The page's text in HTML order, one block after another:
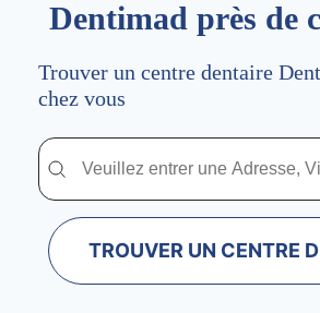
Dentimad près de
Trouver un centre dentaire
chez vous
Trouver un centre dentaire
Trouver un centre dentaire Dentimad près
TROUVER UN CENTRE